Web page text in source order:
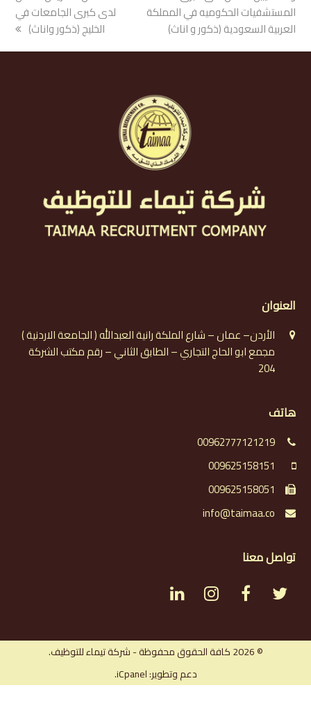
المستشفيات الحكوميه في المملكة
العربية السعودية (ذكور و اناث)
لدى كبرى الجامعات في
الخليج (ذكور واناث)
العنوان
الأردن– عمان – شارع الملكة رانية العبدالله ( الجامعة الاردنية )
مجمع ابو الحاج التجاري – الطابق الثاني – رقم مكتب الشركة
204
هاتف
00962777121219
009625158151
009625158051
info@taimaa.co
تواصل معنا
t
c
e
I
s
t
L
n
k
© 2026 كافة الحقوق محفوظة - شركة تيماء للتوظيف.
دعم وتطوير: iCpanel.